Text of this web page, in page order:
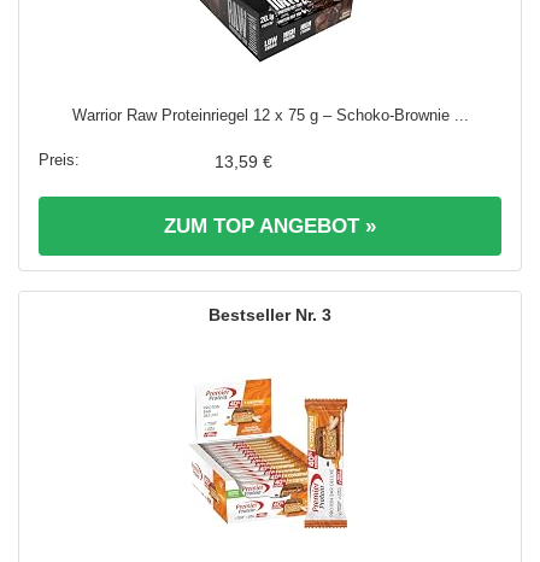
Warrior Raw Proteinriegel 12 x 75 g – Schoko-Brownie ...
13,59 €
ZUM TOP ANGEBOT »
3